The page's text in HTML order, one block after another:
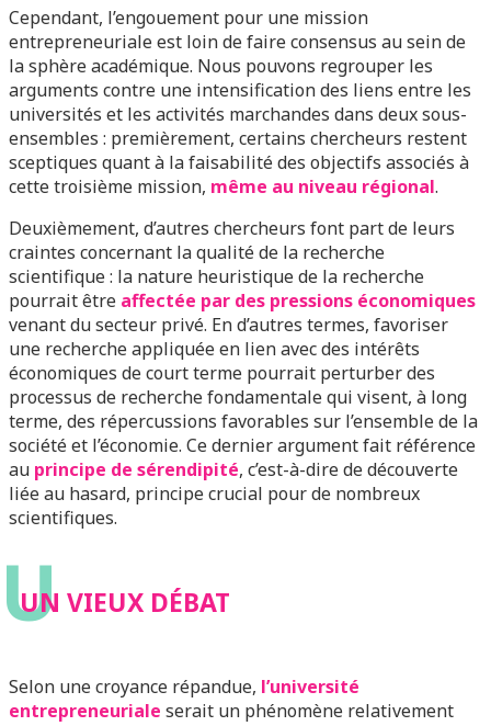
Cependant, l’engouement pour une mission
entrepreneuriale est loin de faire consensus au sein de
la sphère académique. Nous pouvons regrouper les
arguments contre une intensification des liens entre les
universités et les activités marchandes dans deux sous-
ensembles : premièrement, certains chercheurs restent
sceptiques quant à la faisabilité des objectifs associés à
cette troisième mission, même au niveau régional.
Deuxièmement, d’autres chercheurs font part de leurs
craintes concernant la qualité de la recherche
scientifique : la nature heuristique de la recherche
pourrait être affectée par des pressions économiques
venant du secteur privé. En d’autres termes, favoriser
une recherche appliquée en lien avec des intérêts
économiques de court terme pourrait perturber des
processus de recherche fondamentale qui visent, à long
terme, des répercussions favorables sur l’ensemble de la
société et l’économie. Ce dernier argument fait référence
au principe de sérendipité, c’est-à-dire de découverte
liée au hasard, principe crucial pour de nombreux
scientifiques.
U
UN VIEUX DÉBAT
Selon une croyance répandue, l’université
entrepreneuriale serait un phénomène relativement